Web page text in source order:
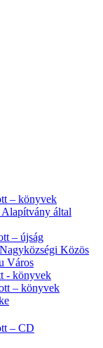
– könyvek
Alapítvány által
– újság
Közös
Város
- könyvek
– könyvek
– CD